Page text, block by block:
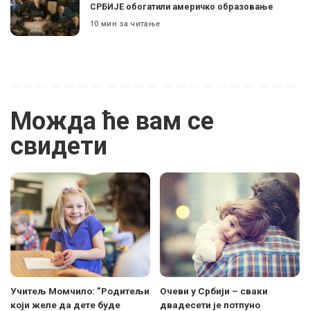
СРБИЈЕ обогатили америчко образовање
10 мин за читање
Можда ће вам се
свидети
Учитељ Момчило: ”Родитељи
који желе да дете буде
Очеви у Србији – сваки
двадесети је потпуно